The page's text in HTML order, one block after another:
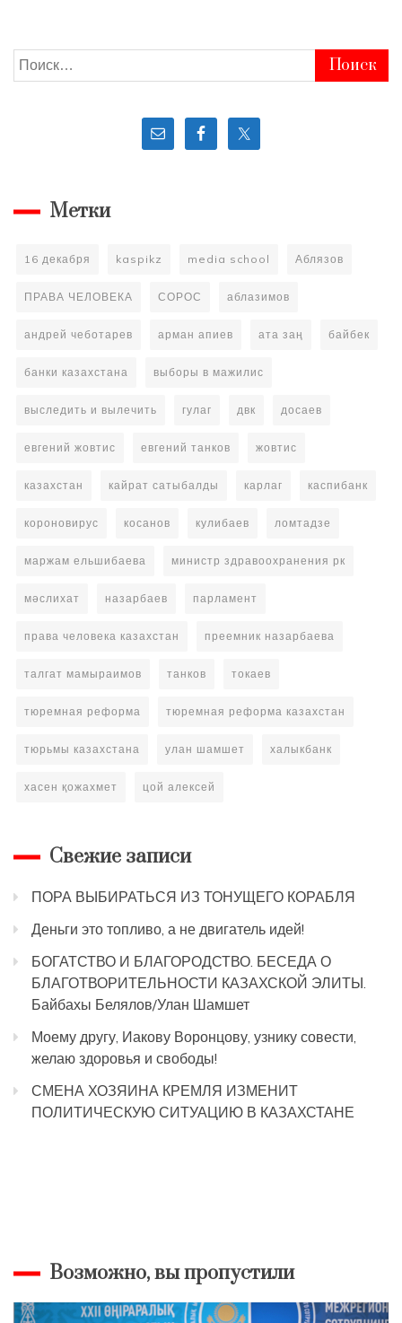
Найти:
Метки
16 декабря kaspikz media school Аблязов
ПРАВА ЧЕЛОВЕКА СОРОС аблазимов
андрей чеботарев арман апиев ата заң байбек
банки казахстана выборы в мажилис
выследить и вылечить гулаг двк досаев
евгений жовтис евгений танков жовтис
казахстан кайрат сатыбалды карлаг каспибанк
короновирус косанов кулибаев ломтадзе
маржам ельшибаева министр здравоохранения рк
мәслихат назарбаев парламент
права человека казахстан преемник назарбаева
талгат мамыраимов танков токаев
тюремная реформа тюремная реформа казахстан
тюрьмы казахстана улан шамшет халыкбанк
хасен қожахмет цой алексей
Свежие записи
ПОРА ВЫБИРАТЬСЯ ИЗ ТОНУЩЕГО КОРАБЛЯ
Деньги это топливо, а не двигатель идей!
БОГАТСТВО И БЛАГОРОДСТВО. БЕСЕДА О
БЛАГОТВОРИТЕЛЬНОСТИ КАЗАХСКОЙ ЭЛИТЫ.
Байбахы Белялов/Улан Шамшет
Моему другу, Иакову Воронцову, узнику совести,
желаю здоровья и свободы!
СМЕНА ХОЗЯИНА КРЕМЛЯ ИЗМЕНИТ
ПОЛИТИЧЕСКУЮ СИТУАЦИЮ В КАЗАХСТАНЕ
Возможно, вы пропустили